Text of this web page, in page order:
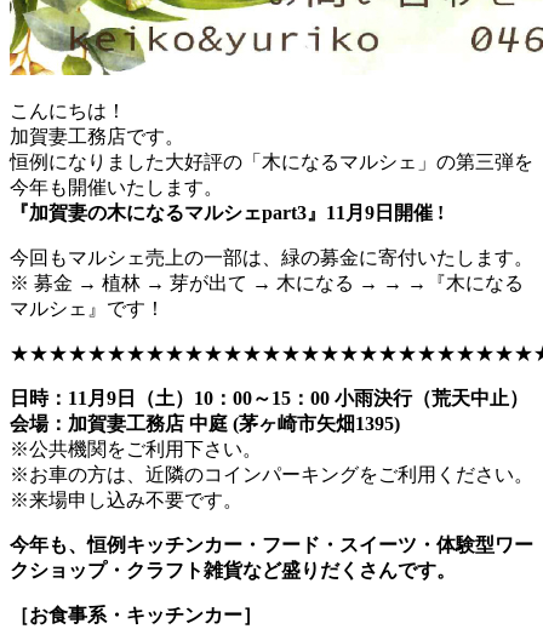
こんにちは！
加賀妻工務店です。
恒例になりました大好評の「木になるマルシェ」の第三弾を
今年も開催いたします。
『加賀妻の木になるマルシェpart3』11月9日開催 !
今回もマルシェ売上の一部は、緑の募金に寄付いたします。
※ 募金 → 植林 → 芽が出て → 木になる → → →『木になる
マルシェ』です！
日時：11月9日（土）10：00～15：00 小雨決行（荒天中止）
会場：加賀妻工務店 中庭 (茅ヶ崎市矢畑1395)
※公共機関をご利用下さい。
※お車の方は、近隣のコインパーキングをご利用ください。
※来場申し込み不要です。
今年も、恒例キッチンカー・フード・スイーツ・体験型ワー
クショップ・クラフト雑貨など盛りだくさんです。
［お食事系・キッチンカー］